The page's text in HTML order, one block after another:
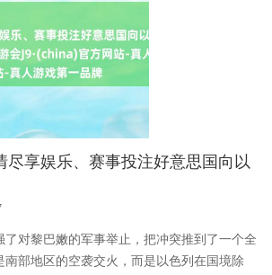
尽享娱乐、赛事投注好意思国向以
一品牌
了对黎巴嫩的军事举止，把冲突推到了一个全
南部地区的空袭交火，而是以色列在国境除